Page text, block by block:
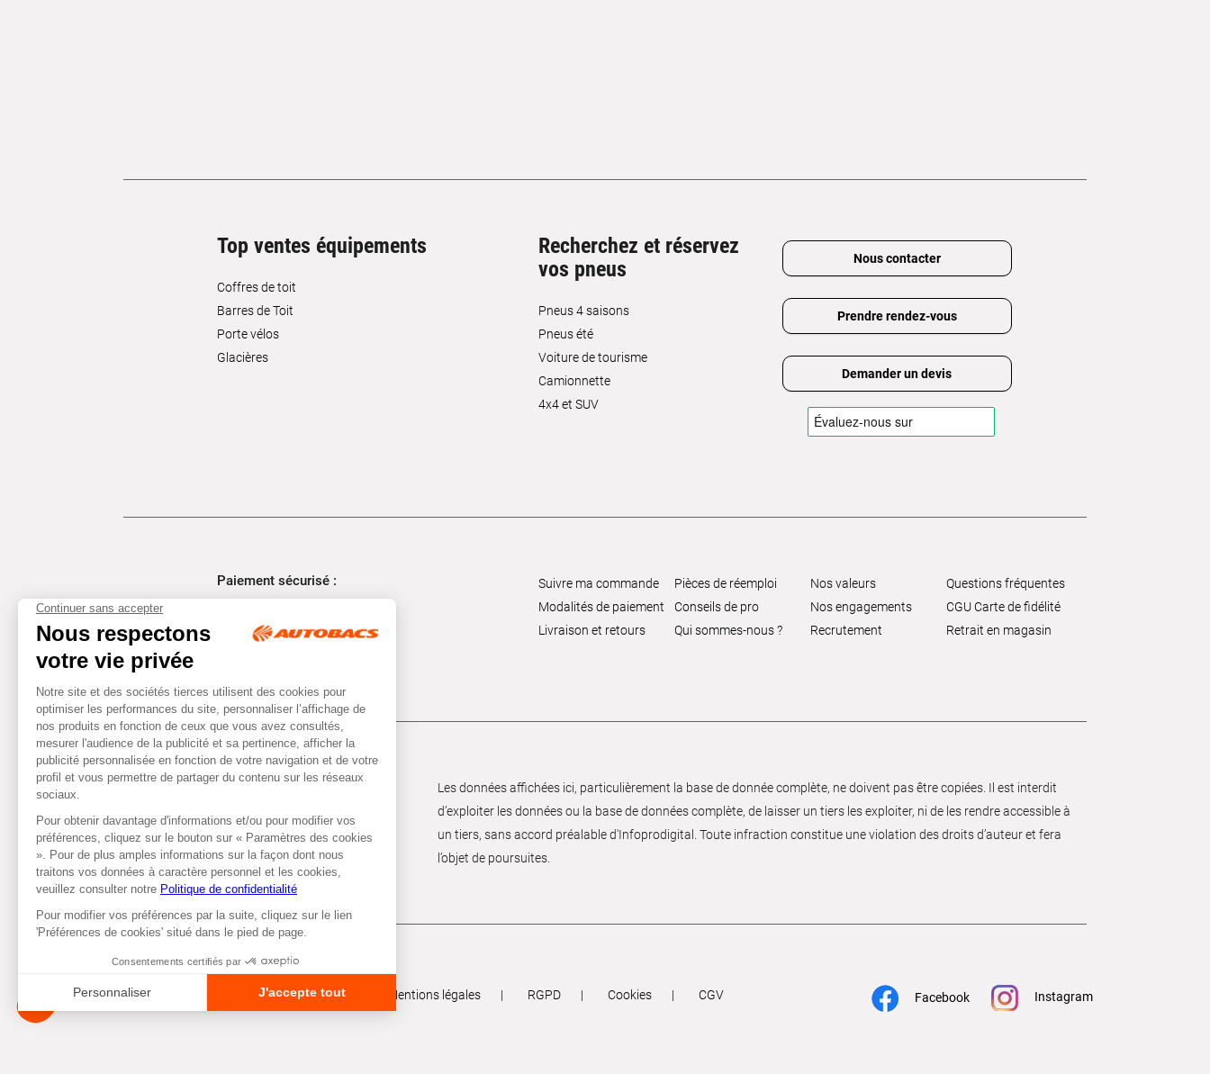
Top ventes équipements
Coffres de toit
Barres de Toit
Porte vélos
Glacières
Recherchez et réservez
vos pneus
Pneus 4 saisons
Pneus été
Voiture de tourisme
Camionnette
4x4 et SUV
Nous contacter
Prendre rendez-vous
Demander un devis
Paiement sécurisé :
Suivre ma commande
Modalités de paiement
Livraison et retours
Pièces de réemploi
Conseils de pro
Qui sommes-nous ?
Nos valeurs
Nos engagements
Recrutement
Questions fréquentes
CGU Carte de fidélité
Retrait en magasin
Les données affichées ici, particulièrement la base de donnée complète, ne doivent pas être copiées. Il est interdit
d’exploiter les données ou la base de données complète, de laisser un tiers les exploiter, ni de les rendre accessible à
un tiers, sans accord préalable d'Infoprodigital. Toute infraction constitue une violation des droits d’auteur et fera
l’objet de poursuites.
Tous droits réservés © Autobacs Mentions légales RGPD Cookies CGV Facebook Instagram